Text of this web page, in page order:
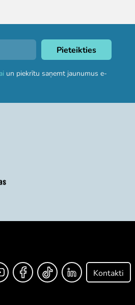
un piekrītu saņemt jaunumus e-
Kontakti